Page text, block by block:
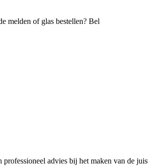
melden of glas bestellen? Bel
advies bij het maken van de